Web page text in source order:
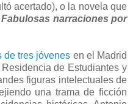
acertado), o la novela que
Fabulosas narraciones por
de tres jóvenes en el Madrid
de Estudiantes y
figuras intelectuales de
una trama de ficción